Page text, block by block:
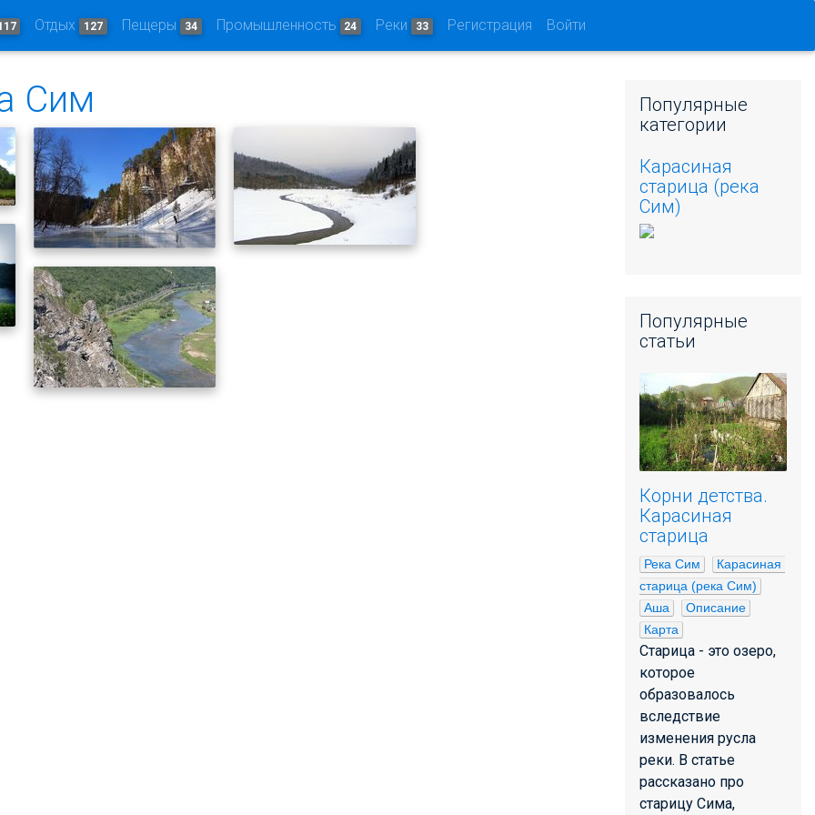
Отдых 127 Пещеры 34 Промышленность 24 Реки 33 Регистрация Войти
Сим
Популярные
категории
Карасиная
старица (река
Сим)
Популярные
статьи
Корни детства.
Карасиная
старица
Река Сим
Карасиная
старица (река Сим)
Аша
Описание
Карта
Старица - это озеро,
которое
образовалось
вследствие
изменения русла
реки. В статье
рассказано про
старицу Сима,